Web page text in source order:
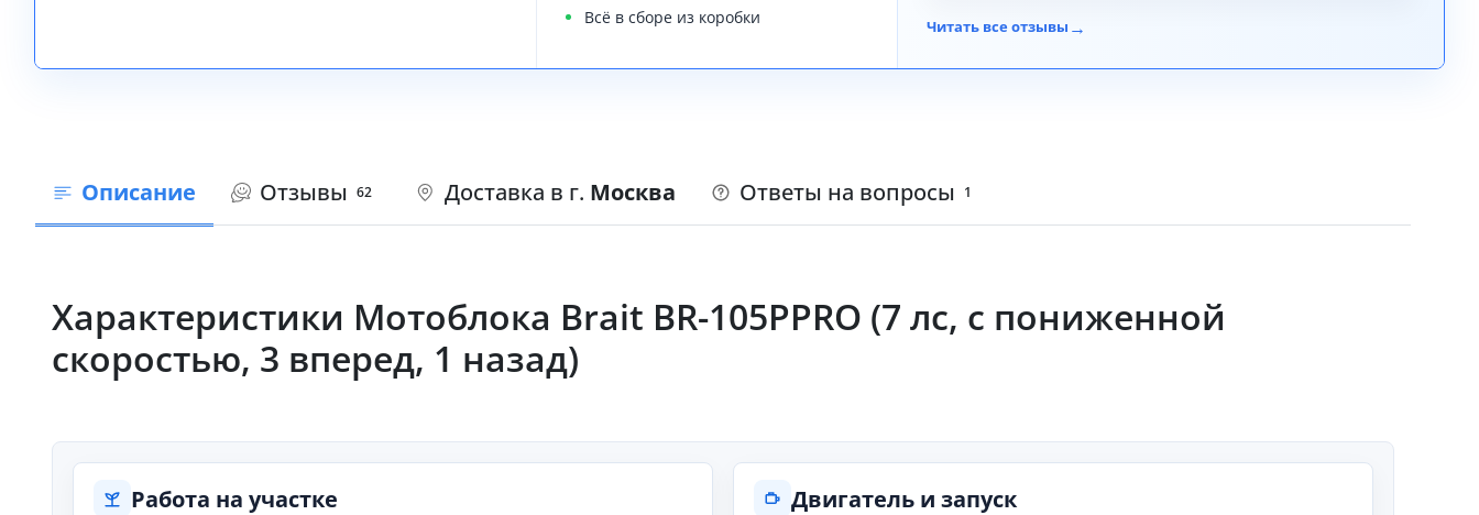
Всё в сборе из коробки
Читать все отзывы →
Описание Отзывы 62 Доставка в г. Москва Ответы на вопросы 1
Характеристики Мотоблока Brait BR-105PPRO (7 лс, с пониженной
скоростью, 3 вперед, 1 назад)
Работа на участке Двигатель и запуск